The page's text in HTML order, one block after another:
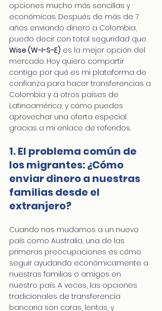
opciones mucho más sencillas y
económicas. Después de más de 7
años enviando dinero a Colombia,
puedo decir con total seguridad que
Wise (W-I-S-E) es la mejor opción del
mercado. Hoy quiero compartir
contigo por qué es mi plataforma de
confianza para hacer transferencias a
Colombia y a otros países de
Latinoamérica, y cómo puedes
aprovechar una oferta especial
gracias a mi enlace de referidos.
1. El problema común de
los migrantes: ¿Cómo
enviar dinero a nuestras
familias desde el
extranjero?
Cuando nos mudamos a un nuevo
país como Australia, una de las
primeras preocupaciones es cómo
seguir ayudando económicamente a
nuestras familias o amigos en
nuestro país. A veces, las opciones
tradicionales de transferencia
bancaria son caras, lentas, y